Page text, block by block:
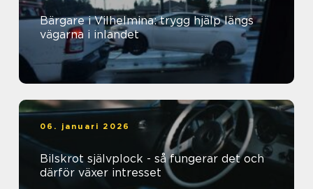
Bärgare i Vilhelmina: trygg hjälp längs
vägarna i inlandet
06. januari 2026
Bilskrot självplock - så fungerar det och
därför växer intresset